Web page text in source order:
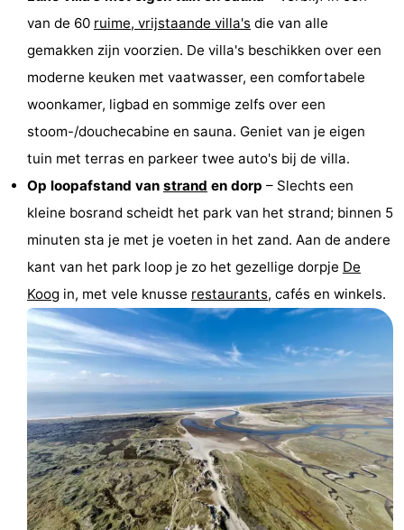
en
Zeezicht
Strandhuys
Strandplevier
Bed
breakfasts)
Campings
Hotels
Vakantiehuizen
Eibernest
Hoogelandt
Beach
Texel
Buytenveldt
De
Krim
EuroParcs
Texel
Kustpark
van de 60 ruime, vrijstaande villa's die van alle
gemakken zijn voorzien. De villa's beschikken over een
moderne keuken met vaatwasser, een comfortabele
woonkamer, ligbad en sommige zelfs over een
stoom-/douchecabine en sauna. Geniet van je eigen
tuin met terras en parkeer twee auto's bij de villa.
Op loopafstand van strand en dorp – Slechts een
kleine bosrand scheidt het park van het strand; binnen 5
minuten sta je met je voeten in het zand. Aan de andere
kant van het park loop je zo het gezellige dorpje De
Koog in, met vele knusse restaurants, cafés en winkels.